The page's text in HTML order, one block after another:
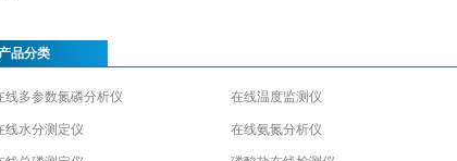
产品分类
线多参数氮磷分析仪 在线温度监测仪
线水分测定仪 在线氨氮分析仪